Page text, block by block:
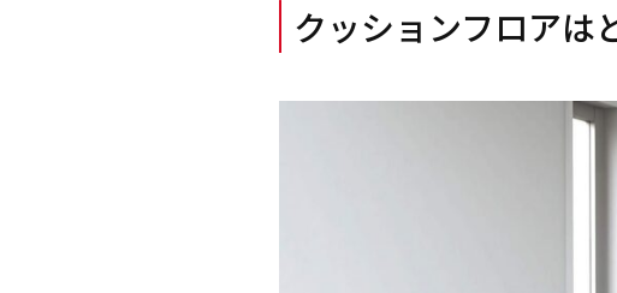
クッションフロアは